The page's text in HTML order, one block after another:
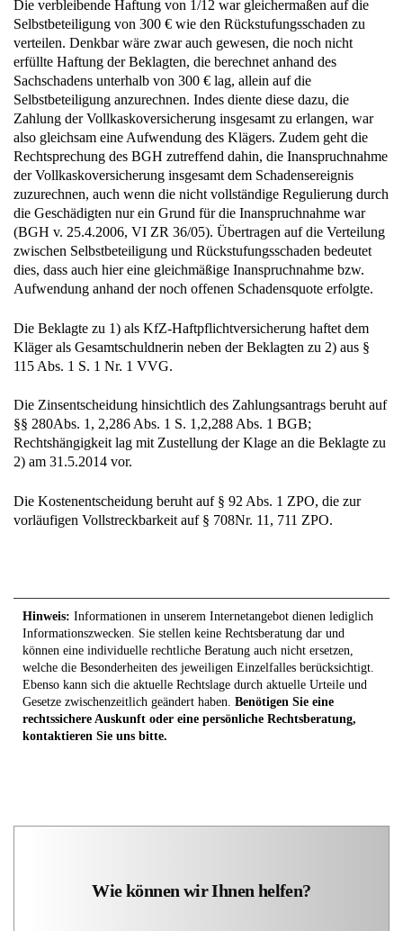
Die verbleibende Haftung von 1/12 war gleichermaßen auf die
Selbstbeteiligung von 300 € wie den Rückstufungsschaden zu
verteilen. Denkbar wäre zwar auch gewesen, die noch nicht
erfüllte Haftung der Beklagten, die berechnet anhand des
Sachschadens unterhalb von 300 € lag, allein auf die
Selbstbeteiligung anzurechnen. Indes diente diese dazu, die
Zahlung der Vollkaskoversicherung insgesamt zu erlangen, war
also gleichsam eine Aufwendung des Klägers. Zudem geht die
Rechtsprechung des BGH zutreffend dahin, die Inanspruchnahme
der Vollkaskoversicherung insgesamt dem Schadensereignis
zuzurechnen, auch wenn die nicht vollständige Regulierung durch
die Geschädigten nur ein Grund für die Inanspruchnahme war
(BGH v. 25.4.2006, VI ZR 36/05). Übertragen auf die Verteilung
zwischen Selbstbeteiligung und Rückstufungsschaden bedeutet
dies, dass auch hier eine gleichmäßige Inanspruchnahme bzw.
Aufwendung anhand der noch offenen Schadensquote erfolgte.
Die Beklagte zu 1) als KfZ-Haftpflichtversicherung haftet dem
Kläger als Gesamtschuldnerin neben der Beklagten zu 2) aus §
115 Abs. 1 S. 1 Nr. 1 VVG.
Die Zinsentscheidung hinsichtlich des Zahlungsantrags beruht auf
§§ 280Abs. 1, 2,286 Abs. 1 S. 1,2,288 Abs. 1 BGB;
Rechtshängigkeit lag mit Zustellung der Klage an die Beklagte zu
2) am 31.5.2014 vor.
Die Kostenentscheidung beruht auf § 92 Abs. 1 ZPO, die zur
vorläufigen Vollstreckbarkeit auf § 708Nr. 11, 711 ZPO.
Hinweis: Informationen in unserem Internetangebot dienen lediglich
Informationszwecken. Sie stellen keine Rechtsberatung dar und
können eine individuelle rechtliche Beratung auch nicht ersetzen,
welche die Besonderheiten des jeweiligen Einzelfalles berücksichtigt.
Ebenso kann sich die aktuelle Rechtslage durch aktuelle Urteile und
Gesetze zwischenzeitlich geändert haben. Benötigen Sie eine
rechtssichere Auskunft oder eine persönliche Rechtsberatung,
kontaktieren Sie uns bitte.
Wie können wir Ihnen helfen?